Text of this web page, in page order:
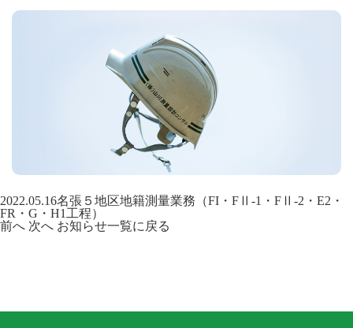
2022.05.16名張５地区地籍測量業務（FI・FⅡ-1・FⅡ-2・E2・
FR・G・H1工程）
前へ 次へ お知らせ一覧に戻る